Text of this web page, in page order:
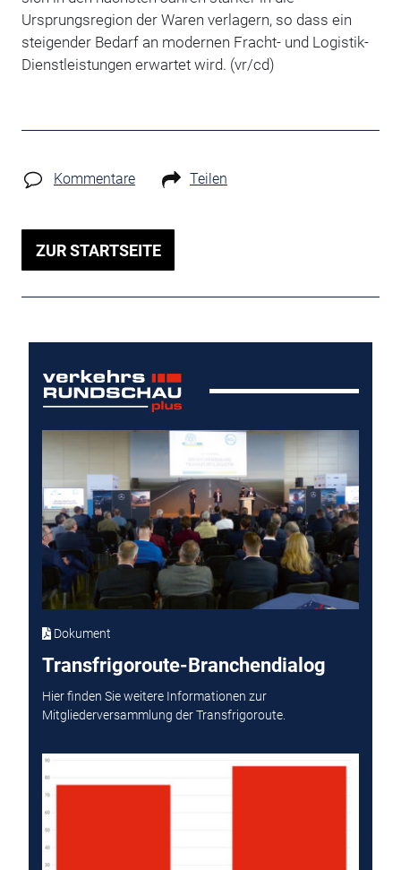
Ursprungsregion der Waren verlagern, so dass ein
steigender Bedarf an modernen Fracht- und Logistik-
Dienstleistungen erwartet wird. (vr/cd)
Kommentare Teilen
ZUR STARTSEITE
Dokument
Transfrigoroute-Branchendialog
Hier finden Sie weitere Informationen zur
Mitgliederversammlung der Transfrigoroute.